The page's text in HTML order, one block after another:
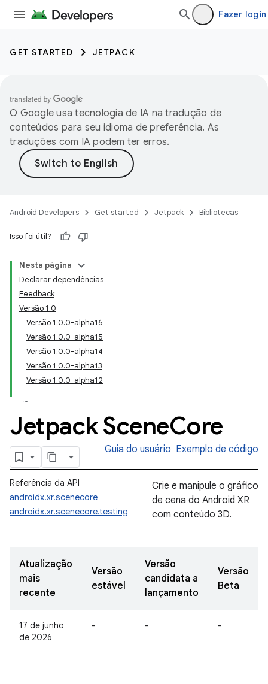
Fazer login
GET STARTED JETPACK
O Google usa tecnologia de IA na tradução de
conteúdos para seu idioma de preferência. As
traduções com IA podem ter erros.
Android Developers Get started Jetpack Bibliotecas
Isso foi útil?
Nesta página
Declarar dependências
Feedback
Versão 1.0
Versão 1.0.0-alpha16
Versão 1.0.0-alpha15
Versão 1.0.0-alpha14
Versão 1.0.0-alpha13
Versão 1.0.0-alpha12
Jetpack SceneCore
Guia do usuário Exemplo de código
Referência da API
androidx.xr.scenecore
androidx.xr.scenecore.testing
Crie e manipule o gráfico
de cena do Android XR
com conteúdo 3D.
Atualização
mais
recente
Versão
estável
Versão
candidata a
lançamento
Versão
Beta
17 de junho
de 2026
- - -